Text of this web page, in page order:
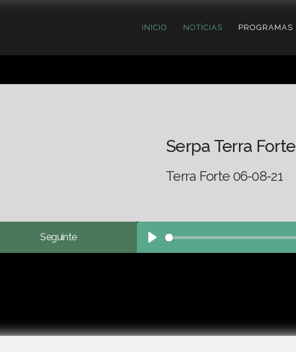
INÍCIO NOTÍCIAS PROGRAMAS
Serpa Terra Forte
Terra Forte 06-08-21
Seguinte
Play